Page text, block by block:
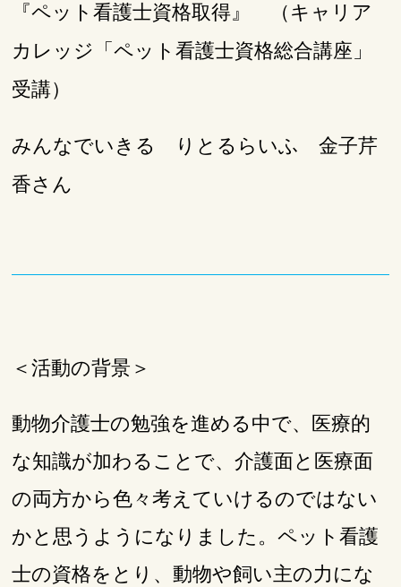
『ペット看護士資格取得』 （キャリア
カレッジ「ペット看護士資格総合講座」
受講）
みんなでいきる りとるらいふ 金子芹
香さん
＜活動の背景＞
動物介護士の勉強を進める中で、医療的
な知識が加わることで、介護面と医療面
の両方から色々考えていけるのではない
かと思うようになりました。ペット看護
士の資格をとり、動物や飼い主の力にな